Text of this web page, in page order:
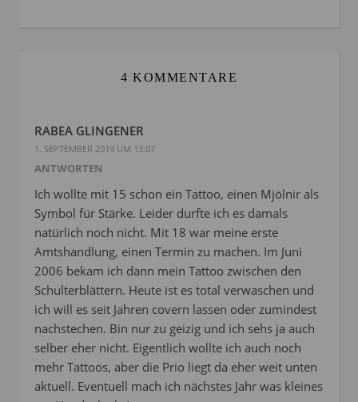
4 KOMMENTARE
RABEA GLINGENER
1. SEPTEMBER 2019 UM 13:07
ANTWORTEN
Ich wollte mit 15 schon ein Tattoo, einen Mjölnir als
Symbol für Stärke. Leider durfte ich es damals
natürlich noch nicht. Mit 18 war meine erste
Amtshandlung, einen Termin zu machen. Im Juni
2006 bekam ich dann mein Tattoo zwischen den
Schulterblättern. Heute ist es total verwaschen und
ich will es seit Jahren covern lassen oder zumindest
nachstechen. Bin nur zu geizig und ich sehs ja auch
selber eher nicht. Eigentlich wollte ich auch noch
mehr Tattoos, aber die Prio liegt da eher weit unten
aktuell. Eventuell mach ich nächstes Jahr was kleines